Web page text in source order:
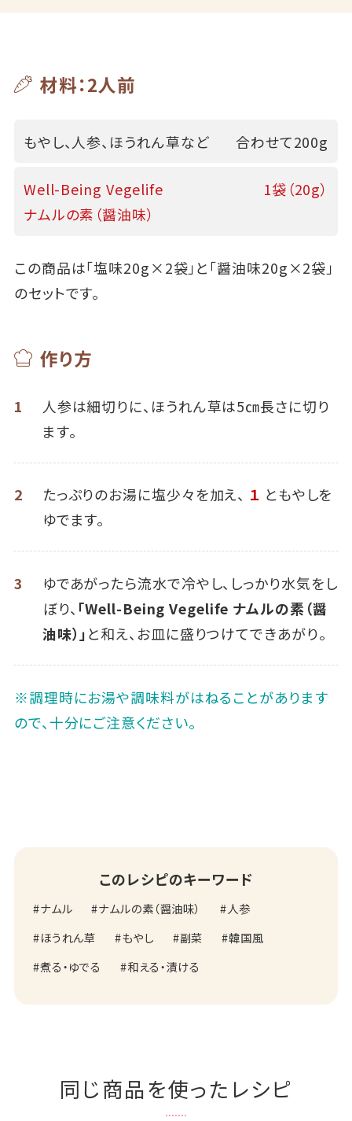
材料：2人前
もやし、人参、ほうれん草など 合わせて200g
Well-Being Vegelife
ナムルの素（醤油味）
1袋（20g）
この商品は「塩味20g×2袋」と「醤油味20g×2袋」
のセットです。
作り方
1
人参は細切りに、ほうれん草は5㎝長さに切り
ます。
2 たっぷりのお湯に塩少々を加え、 １ ともやしを
ゆでます。
3
ゆであがったら流水で冷やし、しっかり水気をし
ぼり、「Well-Being Vegelife ナムルの素（醤
油味）」と和え、お皿に盛りつけてできあがり。
※調理時にお湯や調味料がはねることがあります
ので、十分にご注意ください。
このレシピのキーワード
ナムル ナムルの素（醤油味）
人参
ほうれん草
もやし 副菜
韓国風
煮る・ゆでる
和える・漬ける
同じ商品を使ったレシピ